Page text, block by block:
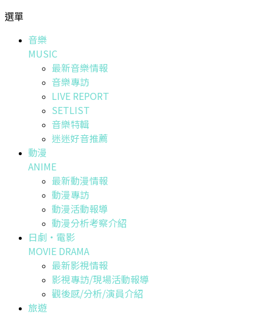
選單
音樂
MUSIC
最新音樂情報
音樂專訪
LIVE REPORT
SETLIST
音樂特輯
迷迷好音推薦
動漫
ANIME
最新動漫情報
動漫專訪
動漫活動報導
動漫分析考察介紹
日劇・電影
MOVIE DRAMA
最新影視情報
影視專訪/現場活動報導
觀後感/分析/演員介紹
旅遊